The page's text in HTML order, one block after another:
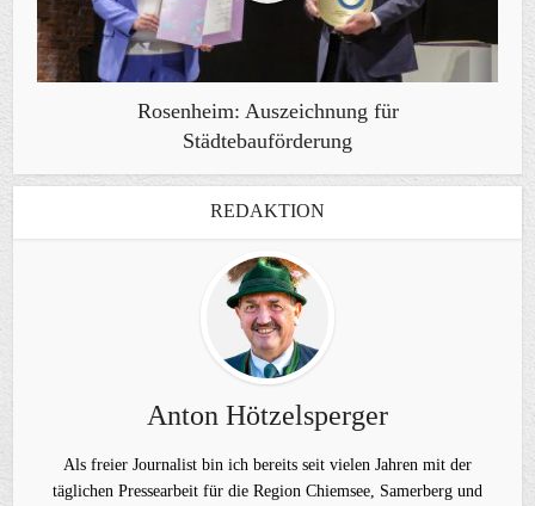
Rosenheim: Auszeichnung für
Städtebauförderung
REDAKTION
Anton Hötzelsperger
Als freier Journalist bin ich bereits seit vielen Jahren mit der
täglichen Pressearbeit für die Region Chiemsee, Samerberg und